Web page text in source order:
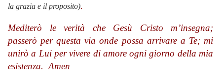
la grazia e il proposito).
Mediterò le verità che Gesù Cristo m’insegna;
passerò per questa via onde possa arrivare a Te; mi
unirò a Lui per vivere di amore ogni giorno della mia
esistenza. Amen